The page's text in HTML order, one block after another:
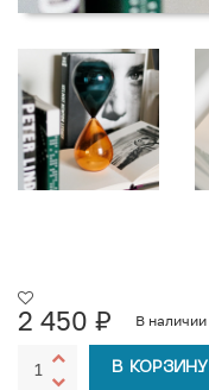
2 450 ₽ В наличии
В КОРЗИНУ